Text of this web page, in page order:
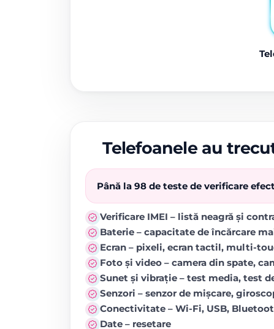
Telefoanele au
Până la 98 de teste de verificare
Verificare IMEI – listă neagră și
Baterie – capacitate de încărcare
Ecran – pixeli, ecran tactil, multi-
Foto și video – camera din spate,
Sunet și vibrație – test media, test
Senzori – senzor de mișcare,
Conectivitate – Wi-Fi, USB,
Date – resetare